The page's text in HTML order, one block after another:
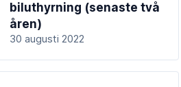
biluthyrning (senaste två
åren)
30 augusti 2022